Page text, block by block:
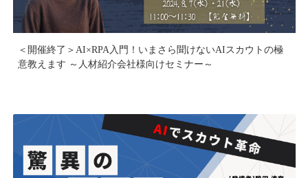
＜開催終了＞AI×RPA入門！いまさら聞けないAIスカウトの極
意教えます ～人材紹介会社様向けセミナー～